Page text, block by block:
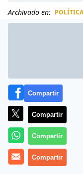
Archivado en: POLÍTICA
Compartir
Compartir
Compartir
Compartir